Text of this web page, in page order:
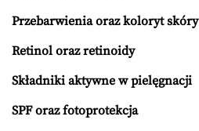
Przebarwienia oraz koloryt skóry
Retinol oraz retinoidy
Składniki aktywne w pielęgnacji
SPF oraz fotoprotekcja